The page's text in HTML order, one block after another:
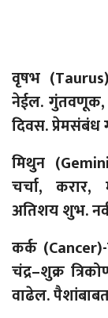
वृषभ (
नेईल.
दिवस. प्रेमसंबंध
मिथुन (
चर्चा, करार,
अतिशय शुभ.
कर्क (Cancer)-
चंद्र–शुक्र
वाढेल.